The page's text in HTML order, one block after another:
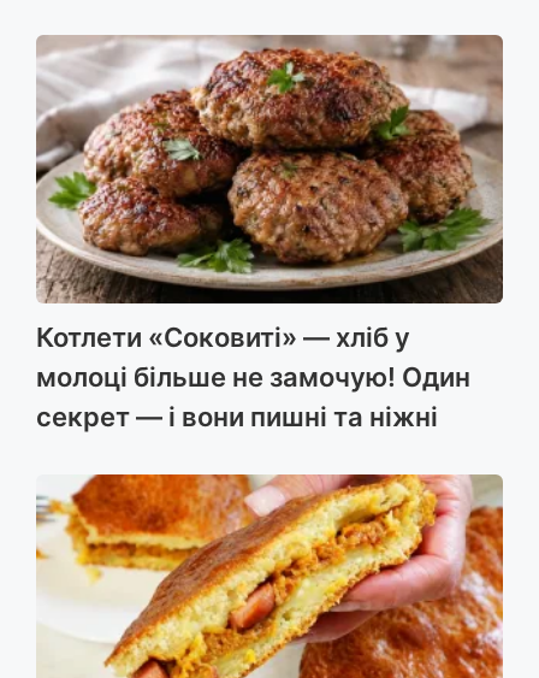
Котлети «Соковиті» — хліб у
молоці більше не замочую! Один
секрет — і вони пишні та ніжні